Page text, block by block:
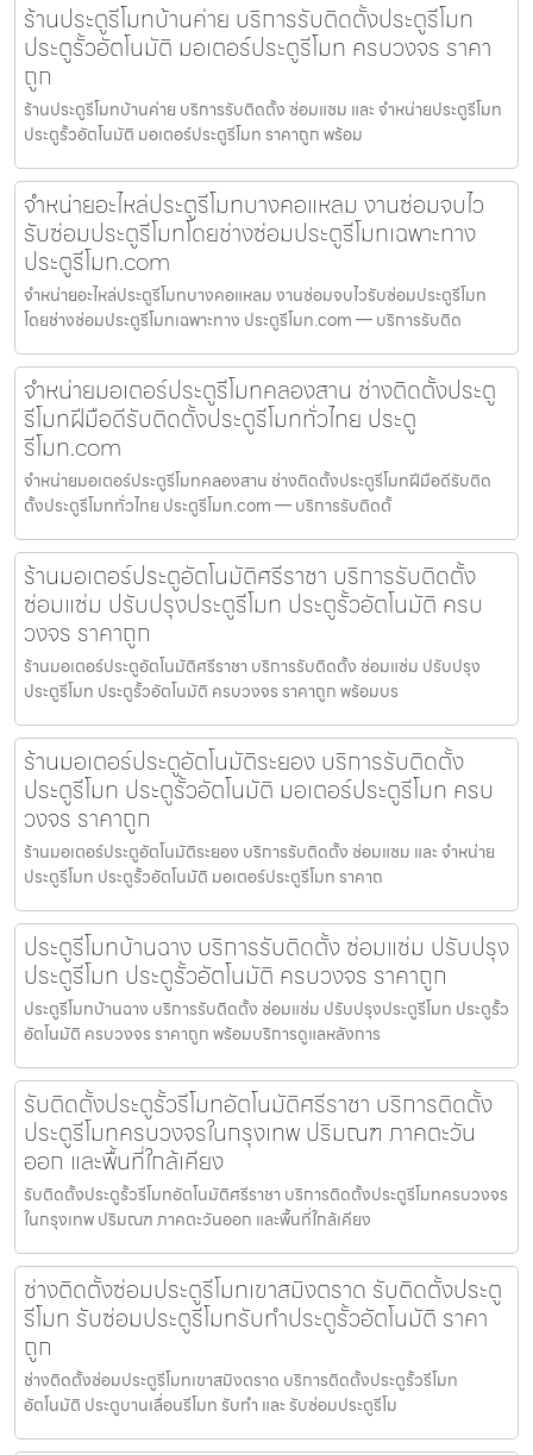
ร้านประตูรีโมทบ้านค่าย บริการรับติดตั้งประตูรีโมท
ประตูรั้วอัตโนมัติ มอเตอร์ประตูรีโมท ครบวงจร ราคา
ถูก
ร้านประตูรีโมทบ้านค่าย บริการรับติดตั้ง ซ่อมแซม และ จำหน่ายประตูรีโมท
ประตูรั้วอัตโนมัติ มอเตอร์ประตูรีโมท ราคาถูก พร้อม
จำหน่ายอะไหล่ประตูรีโมทบางคอแหลม งานซ่อมจบไว
รับซ่อมประตูรีโมทโดยช่างซ่อมประตูรีโมทเฉพาะทาง
ประตูรีโมท.com
จำหน่ายอะไหล่ประตูรีโมทบางคอแหลม งานซ่อมจบไวรับซ่อมประตูรีโมท
โดยช่างซ่อมประตูรีโมทเฉพาะทาง ประตูรีโมท.com — บริการรับติด
จำหน่ายมอเตอร์ประตูรีโมทคลองสาน ช่างติดตั้งประตู
รีโมทฝีมือดีรับติดตั้งประตูรีโมททั่วไทย ประตู
รีโมท.com
จำหน่ายมอเตอร์ประตูรีโมทคลองสาน ช่างติดตั้งประตูรีโมทฝีมือดีรับติด
ตั้งประตูรีโมททั่วไทย ประตูรีโมท.com — บริการรับติดตั้
ร้านมอเตอร์ประตูอัตโนมัติศรีราชา บริการรับติดตั้ง
ซ่อมแซ่ม ปรับปรุงประตูรีโมท ประตูรั้วอัตโนมัติ ครบ
วงจร ราคาถูก
ร้านมอเตอร์ประตูอัตโนมัติศรีราชา บริการรับติดตั้ง ซ่อมแซ่ม ปรับปรุง
ประตูรีโมท ประตูรั้วอัตโนมัติ ครบวงจร ราคาถูก พร้อมบร
ร้านมอเตอร์ประตูอัตโนมัติระยอง บริการรับติดตั้ง
ประตูรีโมท ประตูรั้วอัตโนมัติ มอเตอร์ประตูรีโมท ครบ
วงจร ราคาถูก
ร้านมอเตอร์ประตูอัตโนมัติระยอง บริการรับติดตั้ง ซ่อมแซม และ จำหน่าย
ประตูรีโมท ประตูรั้วอัตโนมัติ มอเตอร์ประตูรีโมท ราคาถ
ประตูรีโมทบ้านฉาง บริการรับติดตั้ง ซ่อมแซ่ม ปรับปรุง
ประตูรีโมท ประตูรั้วอัตโนมัติ ครบวงจร ราคาถูก
ประตูรีโมทบ้านฉาง บริการรับติดตั้ง ซ่อมแซ่ม ปรับปรุงประตูรีโมท ประตูรั้ว
อัตโนมัติ ครบวงจร ราคาถูก พร้อมบริการดูแลหลังการ
รับติดตั้งประตูรั้วรีโมทอัตโนมัติศรีราชา บริการติดตั้ง
ประตูรีโมทครบวงจรในกรุงเทพ ปริมณฑ ภาคตะวัน
ออก และพื้นที่ใกล้เคียง
รับติดตั้งประตูรั้วรีโมทอัตโนมัติศรีราชา บริการติดตั้งประตูรีโมทครบวงจร
ในกรุงเทพ ปริมณฑ ภาคตะวันออก และพื้นที่ใกล้เคียง
ช่างติดตั้งซ่อมประตูรีโมทเขาสมิงตราด รับติดตั้งประตู
รีโมท รับซ่อมประตูรีโมทรับทำประตูรั้วอัตโนมัติ ราคา
ถูก
ช่างติดตั้งซ่อมประตูรีโมทเขาสมิงตราด บริการติดตั้งประตูรั้วรีโมท
อัตโนมัติ ประตูบานเลื่อนรีโมท รับทำ และ รับซ่อมประตูรีโม